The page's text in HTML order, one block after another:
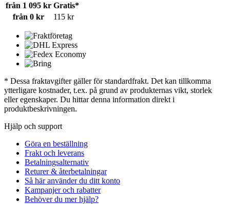
från 1 095 kr Gratis*
från 0 kr
115 kr
* Dessa fraktavgifter gäller för standardfrakt. Det kan tillkomma
ytterligare kostnader, t.ex. på grund av produkternas vikt, storlek
eller egenskaper. Du hittar denna information direkt i
produktbeskrivningen.
Hjälp och support
Göra en beställning
Frakt och leverans
Betalningsalternativ
Returer & återbetalningar
Så här använder du ditt konto
Kampanjer och rabatter
Behöver du mer hjälp?